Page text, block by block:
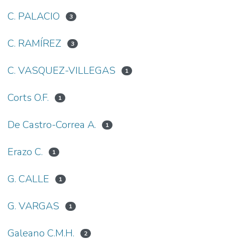
C. PALACIO 3
C. RAMÍREZ 3
C. VASQUEZ-VILLEGAS 1
Corts O.F. 1
De Castro-Correa A. 1
Erazo C. 1
G. CALLE 1
G. VARGAS 1
Galeano C.M.H. 2